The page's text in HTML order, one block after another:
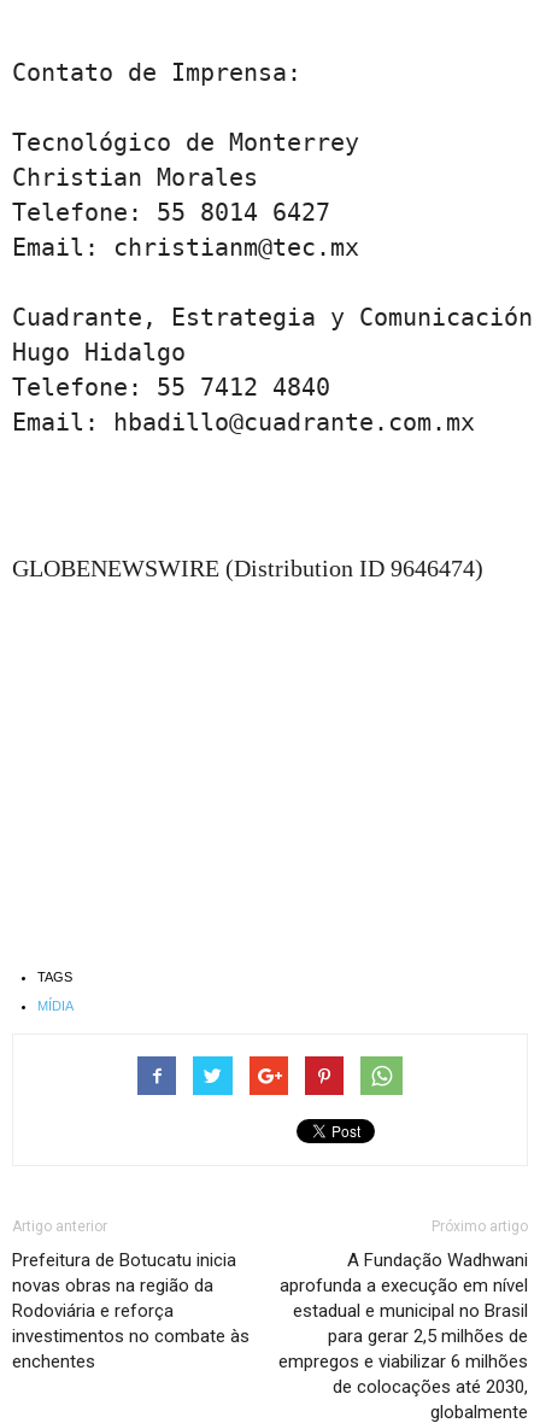
Contato de Imprensa:
Tecnológico de Monterrey
Christian Morales
Telefone: 55 8014 6427
Email: christianm@tec.mx
Cuadrante, Estrategia y
Hugo Hidalgo
Telefone: 55 7412 4840
Email: hbadillo@cuadrante.com.mx
GLOBENEWSWIRE (Distribution ID 9646474)
TAGS
MÍDIA
Artigo anterior
Prefeitura de Botucatu inicia
novas obras na região da
Rodoviária e reforça
investimentos no combate às
enchentes
Próximo artigo
A Fundação Wadhwani
aprofunda a execução em nível
estadual e municipal no Brasil
para gerar 2,5 milhões de
empregos e viabilizar 6 milhões
de colocações até 2030,
globalmente